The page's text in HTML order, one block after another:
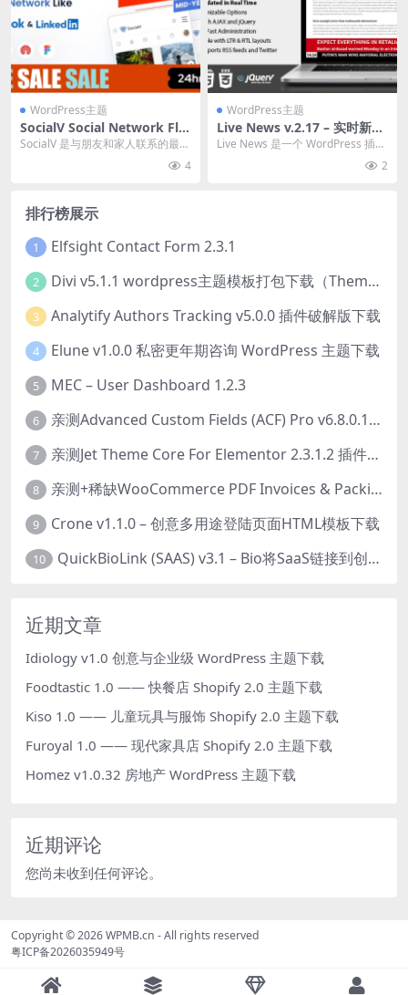
WordPress主题
SocialV Social Network Flu
tter App with BuddyPress
0 带有 BuddyPress (WordPr
SocialV 是与朋友和家人联系的最佳
4
WordPress主题
Live News v.2.17 – 实时新闻
行情插件免费下载
Live News 是一个 WordPress 插
2
排行榜展示
1 Elfsight Contact Form 2.3.1
2 Divi v5.1.1 wordpress主题模板打包下载（Theme + Builder+ Extra Theme + Templates + Layouts + PSD）
3 Analytify Authors Tracking v5.0.0 插件破解版下载
4 Elune v1.0.0 私密更年期咨询 WordPress 主题下载
5 MEC – User Dashboard 1.2.3
6 亲测Advanced Custom Fields (ACF) Pro v6.8.0.1 + Advanced Custom Fields: Extended PRO v0.9.2.3 | 网站开发自定义字段插件下载
7 亲测Jet Theme Core For Elementor 2.3.1.2 插件下载
8 亲测+稀缺WooCommerce PDF Invoices & Packing Slips Professional v2.20.0 + Templates v2.25.1 [by WpOverNight] WooCommerce PDF 发票和装箱单插件下载
9 Crone v1.1.0 – 创意多用途登陆页面HTML模板下载
10 QuickBioLink (SAAS) v3.1 – Bio将SaaS链接到创作者，有影响力者和企业的SaaS PHP源码下载
近期文章
Idiology v1.0 创意与企业级 WordPress 主题下载
Foodtastic 1.0 —— 快餐店 Shopify 2.0 主题下载
Kiso 1.0 —— 儿童玩具与服饰 Shopify 2.0 主题下载
Furoyal 1.0 —— 现代家具店 Shopify 2.0 主题下载
Homez v1.0.32 房地产 WordPress 主题下载
近期评论
您尚未收到任何评论。
Copyright © 2026WPMB.cn - All rights reserved
粤ICP备2026035949号